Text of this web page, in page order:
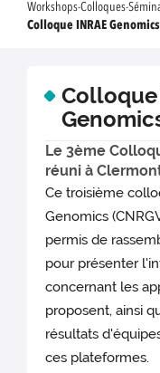
Workshops-Colloques-
Colloque INRAE
Colloque
​​​​​​​​​​​​​​​​​​​​​​​​​​Le 3ème
réuni à
Ce troisième
Genomics
permis de
pour présenter
concernant les
proposent, ainsi
résultats
ces plateformes.​​